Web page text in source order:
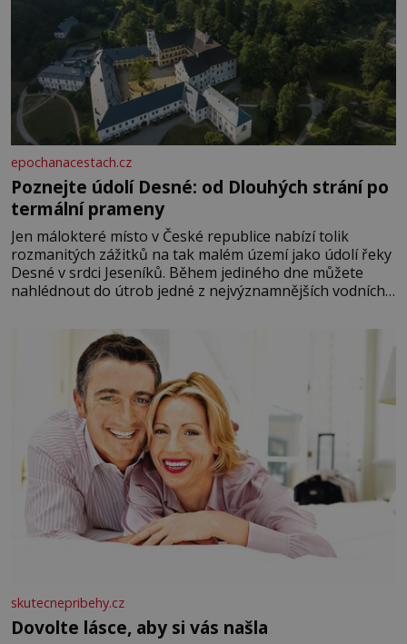
epochanacestach.cz
Poznejte údolí Desné: od Dlouhých strání po
termální prameny
Jen málokteré místo v České republice nabízí tolik
rozmanitých zážitků na tak malém území jako údolí řeky
Desné v srdci Jeseníků. Během jediného dne můžete
nahlédnout do útrob jedné z nejvýznamnějších vodních
se na koloběžce a den zakončit poznáváním památek ve
Velkých Losinách nebo v termálním
skutecnepribehy.cz
Dovolte lásce, aby si vás našla